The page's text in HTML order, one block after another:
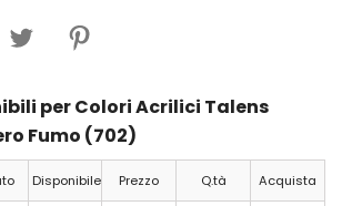
per Colori Acrilici Talens
Fumo (702)
Disponibile Prezzo Q.tà Acquista